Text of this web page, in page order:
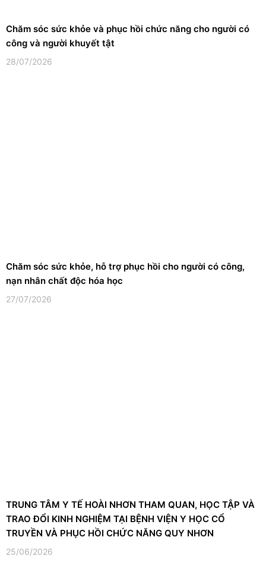
Chăm sóc sức khỏe và phục hồi chức năng cho người có
công và người khuyết tật
28/07/2026
Chăm sóc sức khỏe, hỗ trợ phục hồi cho người có công,
nạn nhân chất độc hóa học
27/07/2026
TRUNG TÂM Y TẾ HOÀI NHƠN THAM QUAN, HỌC TẬP VÀ
TRAO ĐỔI KINH NGHIỆM TẠI BỆNH VIỆN Y HỌC CỔ
TRUYỀN VÀ PHỤC HỒI CHỨC NĂNG QUY NHƠN
25/06/2026